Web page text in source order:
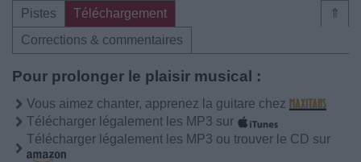
⇑
Pistes
Téléchargement
Corrections & commentaires
Pour prolonger le plaisir musical :
Vous aimez chanter, apprenez la guitare chez
Télécharger légalement les MP3 sur
Télécharger légalement les MP3 ou trouver le CD sur